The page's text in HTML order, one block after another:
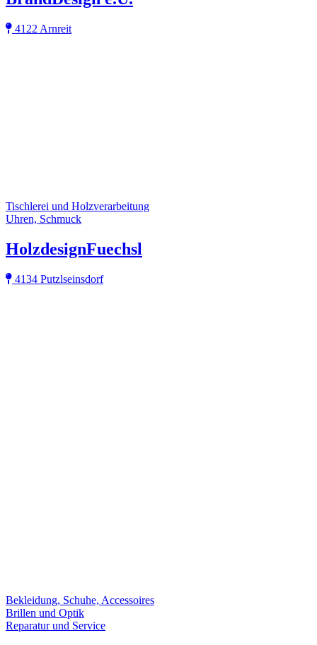
4122 Arnreit
Tischlerei und Holzverarbeitung
Uhren, Schmuck
HolzdesignFuechsl
4134 Putzlseinsdorf
Bekleidung, Schuhe, Accessoires
Brillen und Optik
Reparatur und Service